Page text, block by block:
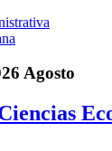
Agosto